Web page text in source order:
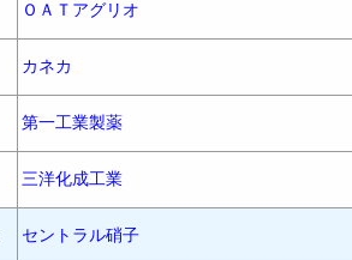
ＯＡＴアグリオ
カネカ
第一工業製薬
三洋化成工業
セントラル硝子